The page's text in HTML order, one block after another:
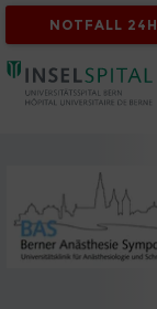
NOTFALL 24H